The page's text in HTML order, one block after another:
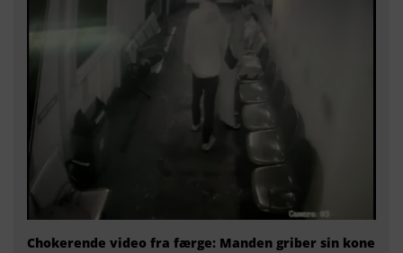
Chokerende video fra færge: Manden griber sin kone